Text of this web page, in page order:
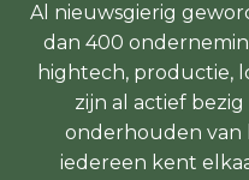
Al nieuwsgierig
dan 400
hightech, productie,
zijn al actief
onderhouden van
iedereen kent